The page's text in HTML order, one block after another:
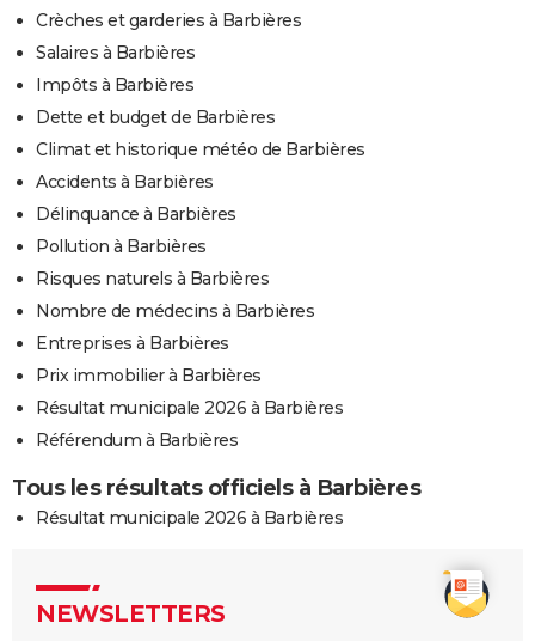
Crèches et garderies à Barbières
Salaires à Barbières
Impôts à Barbières
Dette et budget de Barbières
Climat et historique météo de Barbières
Accidents à Barbières
Délinquance à Barbières
Pollution à Barbières
Risques naturels à Barbières
Nombre de médecins à Barbières
Entreprises à Barbières
Prix immobilier à Barbières
Résultat municipale 2026 à Barbières
Référendum à Barbières
Tous les résultats officiels à Barbières
Résultat municipale 2026 à Barbières
NEWSLETTERS